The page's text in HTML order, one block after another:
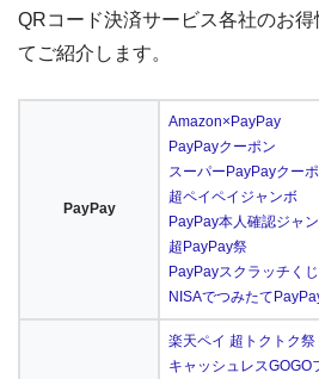
QRコード決済サービス各社のお
てご紹介します。
PayPay
Amazon×PayPay
PayPayクーポン
スーパーPayPayクー
超ペイペイジャンボ
PayPay本人確認ジャ
超PayPay祭
PayPayスクラッチくじ
NISAでつみたて
楽天ペイ 超トクトク祭
キャッシュレスGOGO